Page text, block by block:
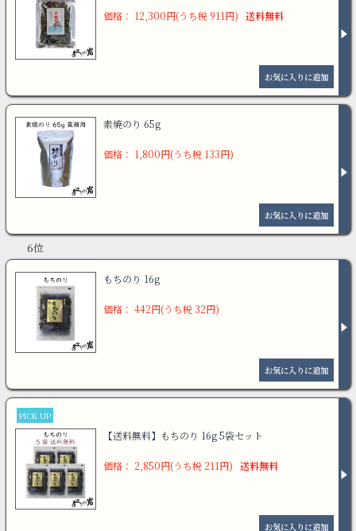
価格： 12,300円(うち税 911円) 送料無料
素焼のり 65g
価格： 1,800円(うち税 133円)
6位
もちのり 16g
価格： 442円(うち税 32円)
PICK UP
【送料無料】もちのり 16g 5袋セット
価格： 2,850円(うち税 211円) 送料無料